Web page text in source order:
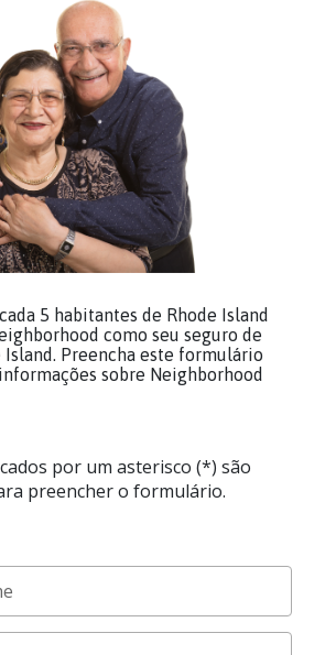
5 habitantes de Rhode Island
como seu seguro de
Island. Preencha este formulário
sobre Neighborhood
por um asterisco (*) são
preencher o formulário.